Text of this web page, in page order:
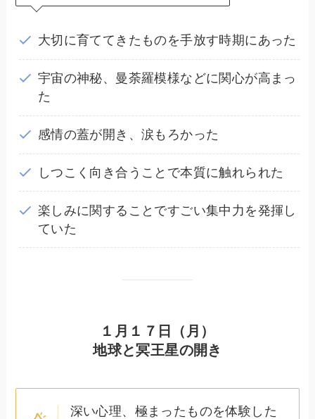
大切に育ててきたものを手放す時期にあった
宇宙の神秘、曼荼羅模様などに関心が高まっ
た
感情の蓋が開き、涙もろかった
しつこく向き合うことで本質に触れられた
楽しみに関することですごい集中力を発揮し
ていた
１月１７日（月）
地球と冥王星の開き
深い心理、極まったものを体験した